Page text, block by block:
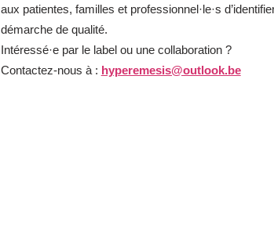
aux patientes, familles et professionnel·le·s
démarche de qualité.
Intéressé·e par le label ou une collaboration ?
Contactez-nous à : hyperemesis@outlook.be